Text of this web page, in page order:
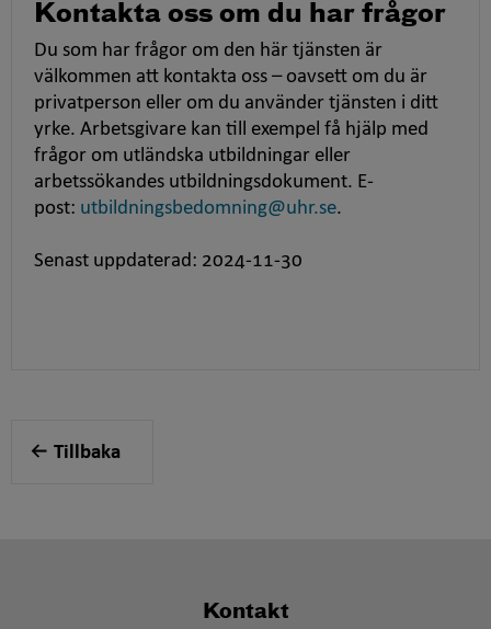
Kontakta oss om du har frågor
Du som har frågor om den här tjänsten är
välkommen att kontakta oss – oavsett om du är
privatperson eller om du använder tjänsten i ditt
yrke. Arbetsgivare kan till exempel få hjälp med
frågor om utländska utbildningar eller
arbetssökandes utbildningsdokument. E-
post: utbildningsbedomning@uhr.se.
Senast uppdaterad: 2024-11-30
Tillbaka
Kontakt